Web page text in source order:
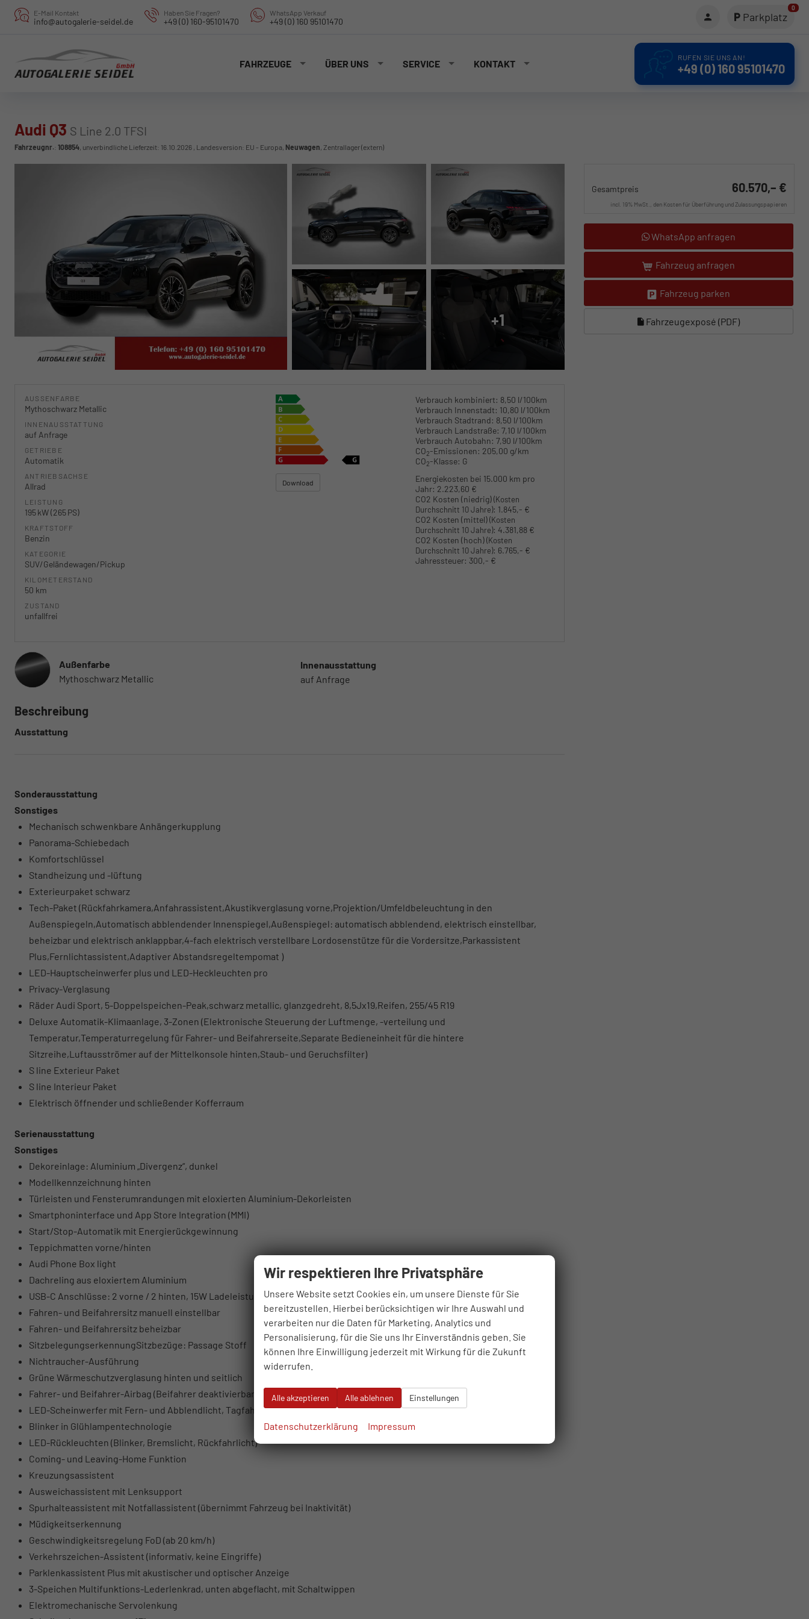
E-Mail Kontakt
info@autogalerie-seidel.de
Haben Sie Fragen?
+49 (0) 160-95101470
WhatsApp Verkauf
+49 (0) 160 95101470 Parkplatz
0
FAHRZEUGE ÜBER UNS SERVICE KONTAKT
RUFEN SIE UNS AN!
+49 (0) 160 95101470
Audi Q3 S Line 2.0 TFSI
Fahrzeugnr.: 108854, unverbindliche Lieferzeit: 16.10.2026 , Landesversion: EU - Europa, Neuwagen, Zentrallager (extern)
Gesamtpreis 60.570,– €
incl. 19% MwSt., den Kosten für Überführung und Zulassungspapieren
WhatsApp anfragen
Fahrzeug anfragen
Fahrzeug parken
Fahrzeugexposé (PDF)
+1
AUSSENFARBE
Mythoschwarz Metallic
INNENAUSSTATTUNG
auf Anfrage
GETRIEBE
Automatik
ANTRIEBSACHSE
Allrad
LEISTUNG
195 kW (265 PS)
KRAFTSTOFF
Benzin
KATEGORIE
SUV/Geländewagen/Pickup
KILOMETERSTAND
50 km
ZUSTAND
unfallfrei
Verbrauch kombiniert: 8,50 l/100km
Verbrauch Innenstadt: 10,80 l/100km
Verbrauch Stadtrand: 8,50 l/100km
Verbrauch Landstraße: 7,10 l/100km
Verbrauch Autobahn: 7,90 l/100km
CO2-Emissionen: 205,00 g/km
CO2-Klasse: G
Download
Energiekosten bei 15.000 km pro
Jahr: 2.223,60 €
CO2 Kosten (niedrig)(Kosten
Durchschnitt 10 Jahre): 1.845,- €
CO2 Kosten (mittel)(Kosten
Durchschnitt 10 Jahre): 4.381,88 €
CO2 Kosten (hoch)(Kosten
Durchschnitt 10 Jahre): 6.765,- €
Jahressteuer: 300,- €
Außenfarbe
Mythoschwarz Metallic
Innenausstattung
auf Anfrage
Beschreibung
Ausstattung
Sonderausstattung
Sonstiges
Mechanisch schwenkbare Anhängerkupplung
Panorama-Schiebedach
Komfortschlüssel
Standheizung und -lüftung
Exterieurpaket schwarz
Tech-Paket (Rückfahrkamera,Anfahrassistent,Akustikverglasung vorne,Projektion/Umfeldbeleuchtung in den
Außenspiegeln,Automatisch abblendender Innenspiegel,Außenspiegel: automatisch abblendend, elektrisch einstellbar,
beheizbar und elektrisch anklappbar,4-fach elektrisch verstellbare Lordosenstütze für die Vordersitze,Parkassistent
Plus,Fernlichtassistent,Adaptiver Abstandsregeltempomat )
LED-Hauptscheinwerfer plus und LED-Heckleuchten pro
Privacy-Verglasung
Räder Audi Sport, 5-Doppelspeichen-Peak,schwarz metallic, glanzgedreht, 8,5Jx19,Reifen, 255/45 R19
Deluxe Automatik-Klimaanlage, 3-Zonen (Elektronische Steuerung der Luftmenge, -verteilung und
Temperatur,Temperaturregelung für Fahrer- und Beifahrerseite,Separate Bedieneinheit für die hintere
Sitzreihe,Luftausströmer auf der Mittelkonsole hinten,Staub- und Geruchsfilter)
S line Exterieur Paket
S line Interieur Paket
Elektrisch öffnender und schließender Kofferraum
Serienausstattung
Sonstiges
Dekoreinlage: Aluminium „Divergenz“, dunkel
Modellkennzeichnung hinten
Türleisten und Fensterumrandungen mit eloxierten Aluminium-Dekorleisten
Smartphoninterface und App Store Integration (MMI)
Start/Stop-Automatik mit Energierückgewinnung
Teppichmatten vorne/hinten
Audi Phone Box light
Dachreling aus eloxiertem Aluminium
USB-C Anschlüsse: 2 vorne / 2 hinten, 15W Ladeleistung
Fahren- und Beifahrersitz manuell einstellbar
Fahren- und Beifahrersitz beheizbar
SitzbelegungserkennungSitzbezüge: Passage Stoff
Nichtraucher-Ausführung
Grüne Wärmeschutzverglasung hinten und seitlich
Fahrer- und Beifahrer-Airbag (Beifahrer deaktivierbar)
LED-Scheinwerfer mit Fern- und Abblendlicht, Tagfahrlicht, Positionslicht
Blinker in Glühlampentechnologie
LED-Rückleuchten (Blinker, Bremslicht, Rückfahrlicht)
Coming- und Leaving-Home Funktion
Kreuzungsassistent
Ausweichassistent mit Lenksupport
Spurhalteassistent mit Notfallassistent (übernimmt Fahrzeug bei Inaktivität)
Müdigkeitserkennung
Geschwindigkeitsregelung FoD (ab 20 km/h)
Verkehrszeichen-Assistent (informativ, keine Eingriffe)
Parklenkassistent Plus mit akustischer und optischer Anzeige
3-Speichen Multifunktions-Lederlenkrad, unten abgeflacht, mit Schaltwippen
Elektromechanische Servolenkung
Wir respektieren Ihre Privatsphäre
Unsere Website setzt Cookies ein, um unsere Dienste für Sie
bereitzustellen. Hierbei berücksichtigen wir Ihre Auswahl und
verarbeiten nur die Daten für Marketing, Analytics und
Personalisierung, für die Sie uns Ihr Einverständnis geben. Sie
können Ihre Einwilligung jederzeit mit Wirkung für die Zukunft
widerrufen.
Alle akzeptieren Alle ablehnen Einstellungen
Datenschutzerklärung Impressum